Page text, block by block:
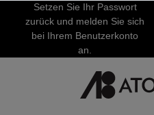
Setzen Sie Ihr Passwort
zurück und melden Sie sich
bei Ihrem Benutzerkonto
an.